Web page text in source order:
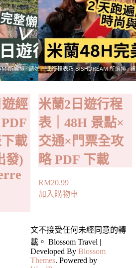
經
載
發)
米蘭2日遊行程
表｜48H 景點×
交通×門票全攻
略 PDF 下載
RM20.99
加入購物車
文不接受任何未經同意的轉
載。 Blossom Travel |
Developed ByBlossom
Themes. Powered by